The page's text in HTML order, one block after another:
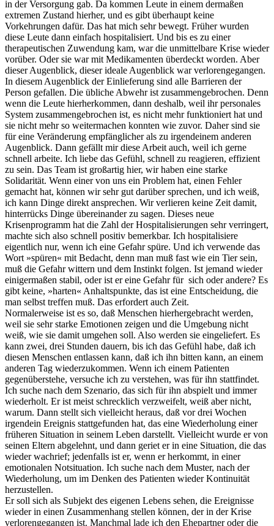
in der Versorgung gab. Da kommen Leute in einem dermaßen
extremen Zustand hierher, und es gibt überhaupt keine
Vorkehrungen dafür. Das hat mich sehr bewegt. Früher wurden
diese Leute dann einfach hospitalisiert. Und bis es zu einer
therapeutischen Zuwendung kam, war die unmittelbare Krise wieder
vorüber. Oder sie war mit Medikamenten überdeckt worden. Aber
dieser Augenblick, dieser ideale Augenblick war verlorengegangen.
In diesem Augenblick der Einlieferung sind alle Barrieren der
Person gefallen. Die übliche Abwehr ist zusammengebrochen. Denn
wenn die Leute hierherkommen, dann deshalb, weil ihr personales
System zusammengebrochen ist, es nicht mehr funktioniert hat und
sie nicht mehr so weitermachen konnten wie zuvor. Daher sind sie
für eine Veränderung empfänglicher als zu irgendeinem anderen
Augenblick. Dann gefällt mir diese Arbeit auch, weil ich gerne
schnell arbeite. Ich liebe das Gefühl, schnell zu reagieren, effizient
zu sein. Das Team ist großartig hier, wir haben eine starke
Solidarität. Wenn einer von uns ein Problem hat, einen Fehler
gemacht hat, können wir sehr gut darüber sprechen, und ich weiß,
ich kann Dinge direkt ansprechen. Wir verlieren keine Zeit damit,
hinterrücks Dinge übereinander zu sagen. Dieses neue
Krisenprogramm hat die Zahl der Hospitalisierungen sehr verringert,
machte sich also schnell positiv bemerkbar. Ich hospitalisiere
eigentlich nur, wenn ich eine Gefahr spüre. Und ich verwende das
Wort »spüren« mit Bedacht, denn man muß fast wie ein Tier sein,
muß die Gefahr wittern und dem Instinkt folgen. Ist jemand wieder
einigermaßen stabil, oder ist er eine Gefahr für sich oder andere? Es
gibt keine, »harten« Anhaltspunkte, das ist eine Entscheidung, die
man selbst treffen muß. Das erfordert auch Zeit.
Normalerweise ist es so, daß Menschen hierhergebracht werden,
weil sie sehr starke Emotionen zeigen und die Umgebung nicht
weiß, wie sie damit umgehen soll. Also werden sie eingeliefert. Es
kann zwei, drei Stunden dauern, bis ich das Gefühl habe, daß ich
diesen Menschen entlassen kann, daß ich ihn bitten kann, an einem
anderen Tag wiederzukommen. Wenn ich einem Patienten
gegenüberstehe, versuche ich zu verstehen, was für ihn stattfindet.
Ich suche nach dem Szenario, das sich für ihn abspielt und immer
wiederholt. Er ist meist schrecklich verzweifelt, weiß aber nicht,
warum. Dann stellt sich vielleicht heraus, daß vor drei Wochen
irgendein Ereignis stattgefunden hat, das eine Wiederholung einer
früheren Situation in seinem Leben darstellt. Vielleicht wurde er von
seinen Eltern abgelehnt, und dann geriet er in eine Situation, die das
wieder wachrief; jedenfalls ist er, wenn er herkommt, in einer
emotionalen Notsituation. Ich suche nach dem Muster, nach der
Wiederholung, um im Denken des Patienten wieder Kontinuität
herzustellen.
Er soll sich als Subjekt des eigenen Lebens sehen, die Ereignisse
wieder in einen Zusammenhang stellen können, der in der Krise
verlorengegangen ist. Manchmal lade ich den Ehepartner oder die